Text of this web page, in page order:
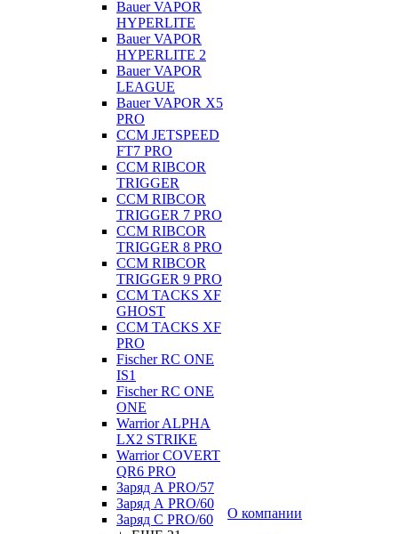
Bauer VAPOR
HYPERLITE
Bauer VAPOR
HYPERLITE 2
Bauer VAPOR
LEAGUE
Bauer VAPOR X5
PRO
CCM JETSPEED
FT7 PRO
CCM RIBCOR
TRIGGER
CCM RIBCOR
TRIGGER 7 PRO
CCM RIBCOR
TRIGGER 8 PRO
CCM RIBCOR
TRIGGER 9 PRO
CCM TACKS XF
GHOST
CCM TACKS XF
PRO
Fischer RC ONE
IS1
Fischer RC ONE
ONE
Warrior ALPHA
LX2 STRIKE
Warrior COVERT
QR6 PRO
Заряд А PRO/57
Заряд А PRO/60
Заряд С PRO/60
О компании